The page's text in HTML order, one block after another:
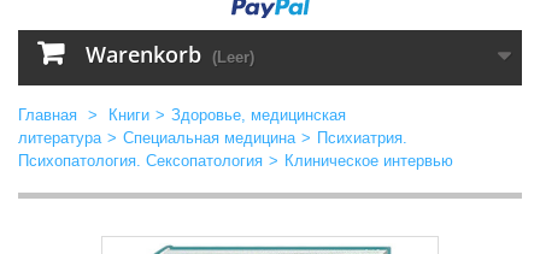
Warenkorb (Leer)
Главная > Книги > Здоровье, медицинская
литература > Специальная медицина > Психиатрия.
Психопатология. Сексопатология > Клиническое интервью